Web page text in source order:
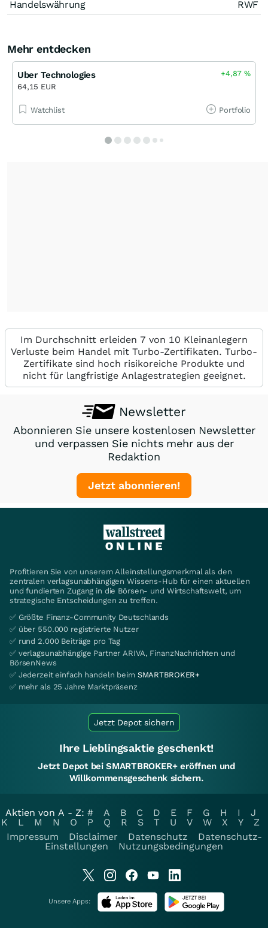
Handelswährung
RWF
Mehr entdecken
Uber Technologies
64,15 EUR
+4,87%
Watchlist Portfolio
Im Durchschnitt erleiden 7 von 10 Kleinanlegern
Verluste beim Handel mit Turbo-Zertifikaten. Turbo-
Zertifikate sind hoch risikoreiche Produkte und
nicht für langfristige Anlagestrategien geeignet.
Newsletter
Abonnieren Sie unsere kostenlosen Newsletter
und verpassen Sie nichts mehr aus der
Redaktion
Jetzt abonnieren!
Profitieren Sie von unserem Alleinstellungsmerkmal als den
zentralen verlagsunabhängigen Wissens-Hub für einen aktuellen
und fundierten Zugang in die Börsen- und Wirtschaftswelt, um
strategische Entscheidungen zu treffen.
✅ Größte Finanz-Community Deutschlands
✅ über 550.000 registrierte Nutzer
✅ rund 2.000 Beiträge pro Tag
✅ verlagsunabhängige Partner ARIVA, FinanzNachrichten und
BörsenNews
✅ Jederzeit einfach handeln beim SMARTBROKER+
✅ mehr als 25 Jahre Marktpräsenz
Jetzt Depot sichern
Ihre Lieblingsaktie geschenkt!
Jetzt Depot bei SMARTBROKER+ eröffnen und
Willkommensgeschenk sichern.
Aktien von A - Z: # A B C D E F G H I
J
K
L M N O P Q R S T U V W X Y
Z
Impressum
Disclaimer Datenschutz
Datenschutz-
Einstellungen
Nutzungsbedingungen
Unsere Apps: